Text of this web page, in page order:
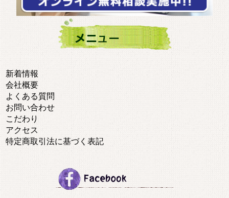
新着情報
会社概要
よくある質問
お問い合わせ
こだわり
アクセス
特定商取引法に基づく表記